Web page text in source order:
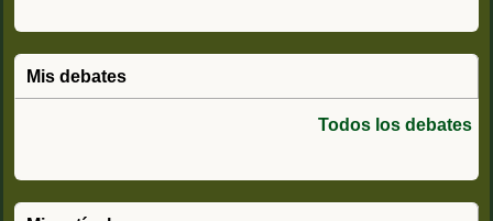
Mis debates
Todos los debates